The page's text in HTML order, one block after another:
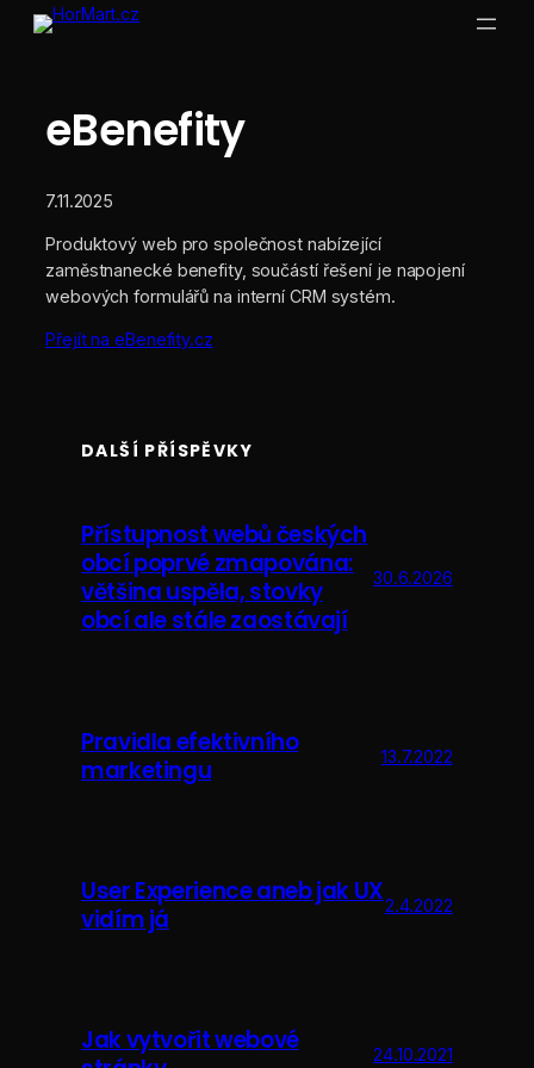
Přeskočit
eBenefity
7.11.2025
Produktový web pro společnost nabízející
zaměstnanecké benefity, součástí řešení je napojení
webových formulářů na interní CRM systém.
Přejít na eBenefity.cz
DALŠÍ PŘÍSPĚVKY
Přístupnost webů českých
obcí poprvé zmapována:
většina uspěla, stovky
obcí ale stále zaostávají
30.6.2026
Pravidla efektivního
marketingu
13.7.2022
User Experience aneb jak UX
vidím já
2.4.2022
Jak vytvořit webové
24.10.2021